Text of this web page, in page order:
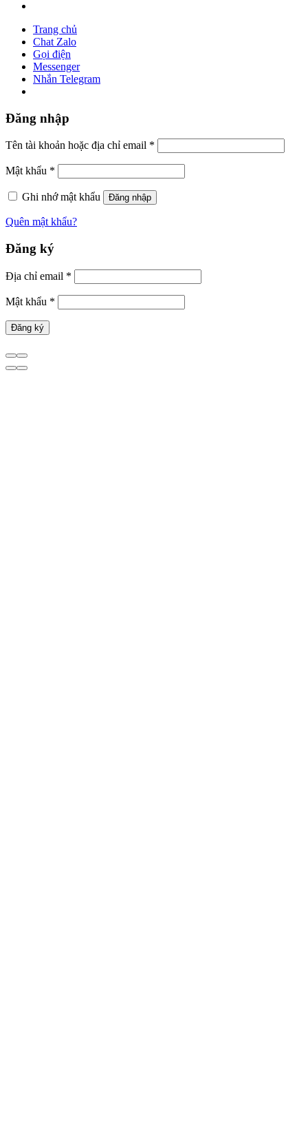
Trang chủ
Chat Zalo
Gọi điện
Messenger
Nhắn Telegram
Đăng nhập
Tên tài khoản hoặc địa chỉ email *
Mật khẩu *
Ghi nhớ mật khẩu Đăng nhập
Quên mật khẩu?
Đăng ký
Địa chỉ email *
Mật khẩu *
Đăng ký